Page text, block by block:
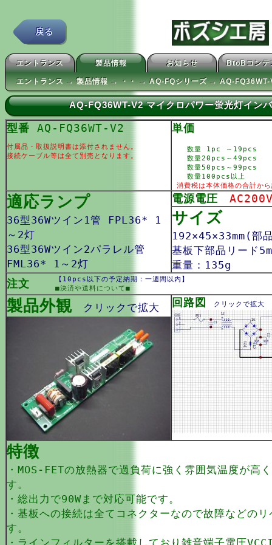
戻る
エントランス 製品情報 お知らせ BtoBコンテ
エントランス → 製品情報 → ・・ → AQ-FQシリーズ → AQ-FQ36WT-
AQ-FQ36WT-V2 マイクロパワー蛍光灯イン
型番 AQ-FQ36WT-V2
付属品・取扱説明書は添付されません。
接続ケーブル等は全て別売となります。
単価
数量 1pc ～19pcs
数量20pcs～49pcs
数量50pcs～99pcs
数量100pcs以上
消費税は本体価格の合計か
適応ランプ
36型36Wツイン1管 FPL36* 1
～2灯
36型36Wツイン2パラレル管
FML36* 1～2灯
電源電圧
サイズ
192×45×33mm(部
基板下部品リード
重量：135g
注文
【10pcs以下の予定納期：一週間以内】
■決済や送料について■
製品外観 クリックで拡大 回路図 クリックで拡大
特徴
・MOS-FETの放熱器で過負荷に強く雰囲気温度が高
す。
・総出力で90Wまで対応可能です。
・基板への接続は全てコネクターなので故障などの
す。
・ラインフィルターを搭載しており雑音端子電圧